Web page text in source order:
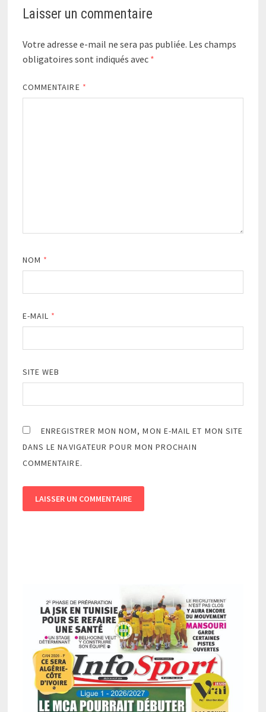
Laisser un commentaire
Votre adresse e-mail ne sera pas publiée. Les champs
obligatoires sont indiqués avec *
COMMENTAIRE *
NOM *
E-MAIL *
SITE WEB
ENREGISTRER MON NOM, MON E-MAIL ET MON SITE
DANS LE NAVIGATEUR POUR MON PROCHAIN
COMMENTAIRE.